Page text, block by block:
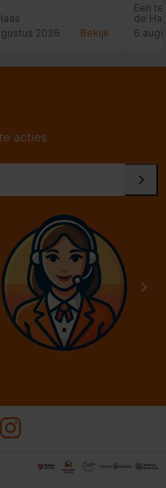
2026
Bekijk
te
Een
de
6
acties